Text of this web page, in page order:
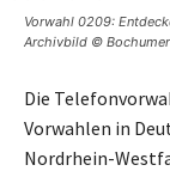
Vorwahl 0209:
Archivbild ©
Die
Vorwahlen in
Nordrhein-